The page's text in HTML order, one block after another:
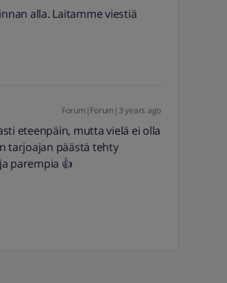
alla. Laitamme viestiä
Forum|Forum|3 years ago
eteenpäin, mutta vielä ei olla
tarjoajan päästä tehty
parempia 👍